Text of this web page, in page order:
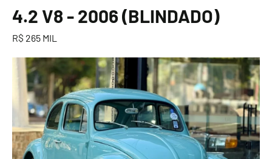
4.2 V8 - 2006 (BLINDADO)
R$ 265 MIL